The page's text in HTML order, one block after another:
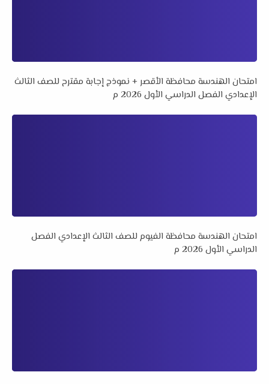
امتحان الهندسة محافظة الأقصر + نموذج إجابة مقترح للصف الثالث
الإعدادي الفصل الدراسي الأول 2026 م
امتحان الهندسة محافظة الفيوم للصف الثالث الإعدادي الفصل
الدراسي الأول 2026 م